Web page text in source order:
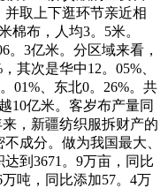
取上下逛环节亲近相
棉布，人均3。5米。
。3亿米。分区域来看，
其次是华中12。05%、
01%、东北0。26%。共
10亿米。客岁布产量同
，新疆纺织服拆财产的
成分。做为我国最大、
到3671。9万亩，同比
吨，同比添加57。4万